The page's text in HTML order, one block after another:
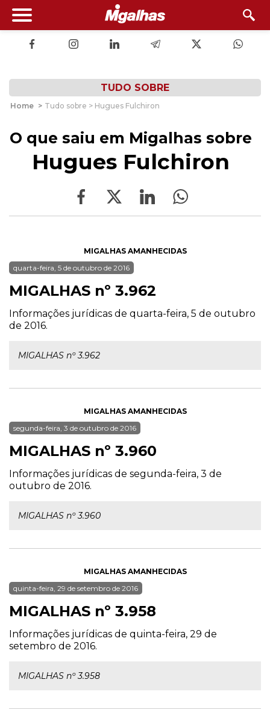
TUDO SOBRE
Home > Tudo sobre > Hugues Fulchiron
O que saiu em Migalhas sobre
Hugues Fulchiron
MIGALHAS AMANHECIDAS
quarta-feira, 5 de outubro de 2016
MIGALHAS nº 3.962
Informações jurídicas de quarta-feira, 5 de outubro
de 2016.
MIGALHAS nº 3.962
MIGALHAS AMANHECIDAS
segunda-feira, 3 de outubro de 2016
MIGALHAS nº 3.960
Informações jurídicas de segunda-feira, 3 de
outubro de 2016.
MIGALHAS nº 3.960
MIGALHAS AMANHECIDAS
quinta-feira, 29 de setembro de 2016
MIGALHAS nº 3.958
Informações jurídicas de quinta-feira, 29 de
setembro de 2016.
MIGALHAS nº 3.958